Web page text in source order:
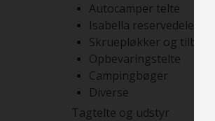
Autocamper telte
Isabella reservedele
Skruepløkker og tilbehør
Opbevaringstelte
Campingbøger
Diverse
Tagtelte og udstyr